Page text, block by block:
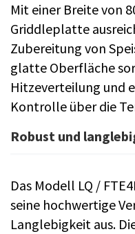
Mit einer Breite von
Griddleplatte
Zubereitung von
glatte Oberfläche
Hitzeverteilung und
Kontrolle über die
Robust und
Das Modell LQ /
seine hochwertige
Langlebigkeit aus.